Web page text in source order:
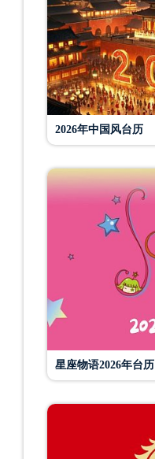
2026年中国风台历
星座物语2026年台历